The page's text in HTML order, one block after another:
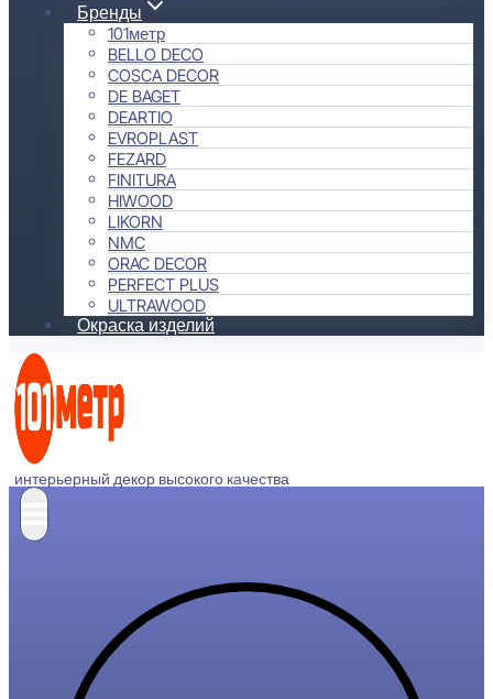
Бренды
101метр
BELLO DECO
COSCA DECOR
DE BAGET
DEARTIO
EVROPLAST
FEZARD
FINITURA
HIWOOD
LIKORN
NMC
ORAC DECOR
PERFECT PLUS
ULTRAWOOD
Окраска изделий
интерьерный декор высокого качества